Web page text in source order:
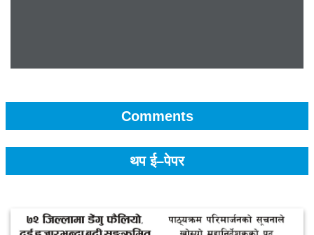
Comments
थप ई–पेपर